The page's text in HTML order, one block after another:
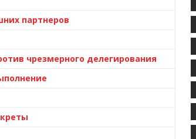
партнеров
чрезмерного делегирования